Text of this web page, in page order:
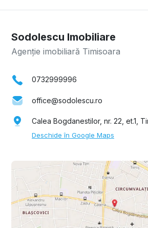
Sodolescu Imobiliare
Agenție imobiliară Timisoara
0732999996
office@sodolescu.ro
Calea Bogdanestilor, nr. 22, et.1,
Deschide în Google Maps